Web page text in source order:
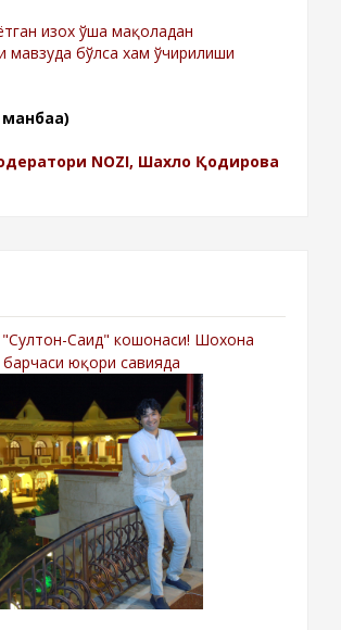
изох ўша мақоладан
мавзуда бўлса хам ўчирилиши
NOZI, Шахло Қодирова
Саид" кошонаси! Шохона
барчаси юқори савияда